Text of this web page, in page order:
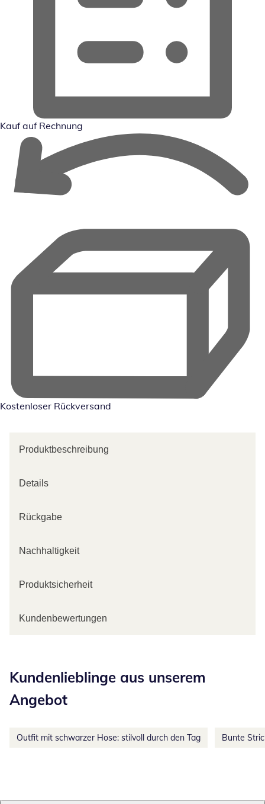
Kauf auf Rechnung
Kostenloser Rückversand
Produktbeschreibung
Details
Rückgabe
Nachhaltigkeit
Produktsicherheit
Kundenbewertungen
Kundenlieblinge aus unserem
Angebot
Outfit mit schwarzer Hose: stilvoll durch den Tag Bunte